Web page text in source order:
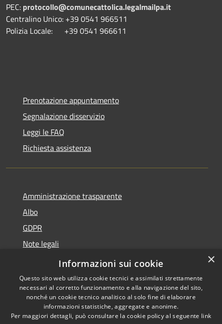
PEC: protocollo@comunecattolica.legalmailpa.it
Centralino Unico: +39 0541 966511
Polizia Locale: +39 0541 966611
Prenotazione appuntamento
Segnalazione disservizio
Leggi le FAQ
Richiesta assistenza
Amministrazione trasparente
Albo
GDPR
Note legali
Dichiarazione di accessibilità
Accessibilità
Copyright © 2026 • Comune di
Cattolica • Powered by
×
Informazioni sui cookie
Questo sito web utilizza cookie tecnici e assimilati strettamente
necessari al corretto funzionamento e alla navigazione del sito,
nonché un cookie tecnico analitico al solo fine di elaborare
informazioni statistiche, aggregate e anonime.
Per maggiori dettagli, può consultare la cookie policy al seguente link